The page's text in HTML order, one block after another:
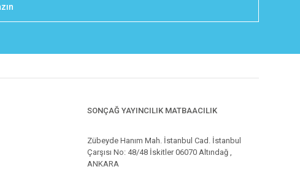
SONÇAĞ YAYINCILIK MATBAACILIK
Zübeyde Hanım Mah. İstanbul Cad. İstanbul
Çarşısı No: 48/48 İskitler 06070 Altındağ ,
ANKARA